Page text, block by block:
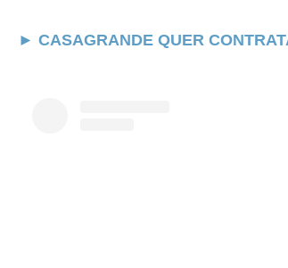
► CASAGRANDE QUER